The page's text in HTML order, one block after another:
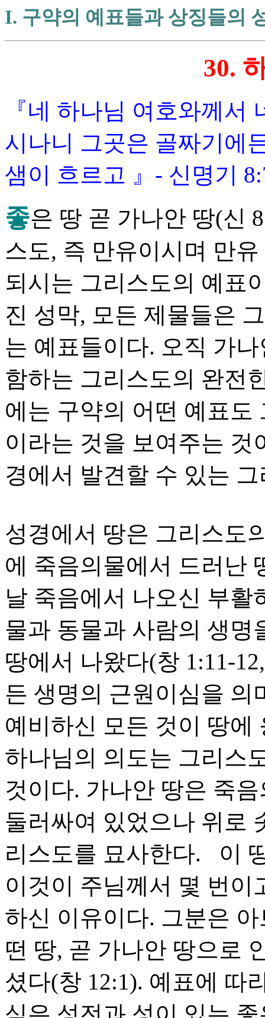
I. 구약의 예표들
30.
『네 하나님 여호와께서
시나니 그곳은 골짜기에
샘이 흐르고 』 - 신명기
좋은 땅 곧 가나안 땅(신
스도, 즉 만유이시며 만
되시는 그리스도의 예표
진 성막, 모든 제물들은
는 예표들이다. 오직 가
함하는 그리스도의 완전
에는 구약의 어떤 예표도
이라는 것을 보여주는 것
경에서 발견할 수 있는
성경에서 땅은 그리스도
에 죽음의물에서 드러난
날 죽음에서 나오신 부
물과 동물과 사람의 생명
땅에서 나왔다(창 1:11-
든 생명의 근원이심을 의
예비하신 모든 것이 땅에
하나님의 의도는 그리스
것이다. 가나안 땅은 죽
둘러싸여 있었으나 위로
리스도를 묘사한다. 이
이것이 주님께서 몇 번이
하신 이유이다. 그분은
떤 땅, 곧 가나안 땅으로
셨다(창 12:1). 예표에 따